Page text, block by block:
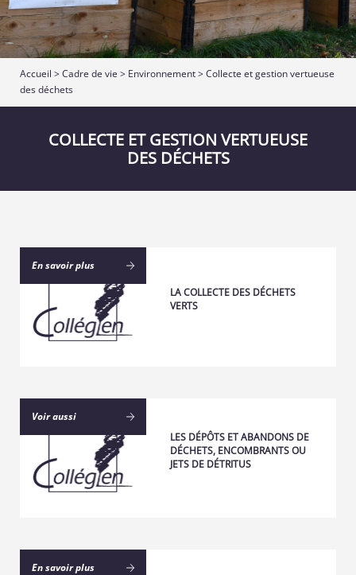
Accueil >Cadre de vie > Environnement>Collecte et gestion vertueuse
des déchets
COLLECTE ET GESTION VERTUEUSE
DES DÉCHETS
En savoir plus
LA COLLECTE DES DÉCHETS
VERTS
Voir aussi
LES DÉPÔTS ET ABANDONS DE
DÉCHETS, ENCOMBRANTS OU
JETS DE DÉTRITUS
En savoir plus